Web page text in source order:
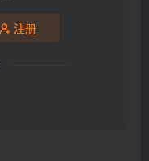
注册